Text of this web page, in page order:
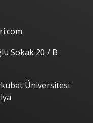
Sokak 20 / B
Üniversitesi